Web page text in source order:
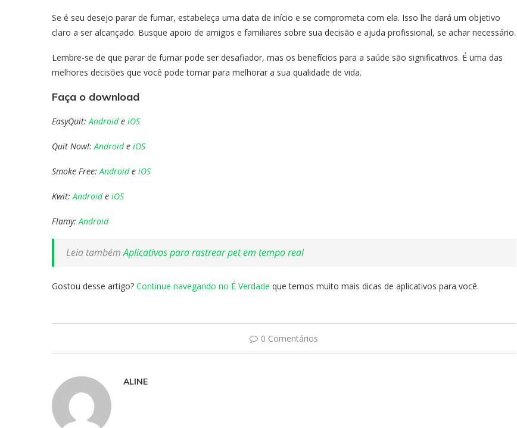
Se é seu desejo parar de fumar, estabeleça uma data de início e se comprometa com ela. Isso lhe dará um objetivo
claro a ser alcançado. Busque apoio de amigos e familiares sobre sua decisão e ajuda profissional, se achar necessário.
Lembre-se de que parar de fumar pode ser desafiador, mas os benefícios para a saúde são significativos. É uma das
melhores decisões que você pode tomar para melhorar a sua qualidade de vida.
Faça o download
EasyQuit:Androide iOS
Quit Now!:Androide iOS
Smoke Free:Androide iOS
Kwit:Androide iOS
Flamy:Android
Leia tambémAplicativos para rastrear pet em tempo real
Gostou desse artigo? Continue navegando no É Verdade que temos muito mais dicas de aplicativos para você.
0 Comentários
ALINE